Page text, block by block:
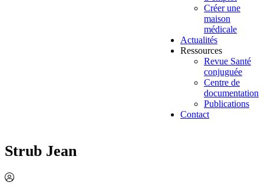
Créer une
maison
médicale
Actualités
Ressources
Revue Santé
conjuguée
Centre de
documentation
Publications
Contact
Strub Jean